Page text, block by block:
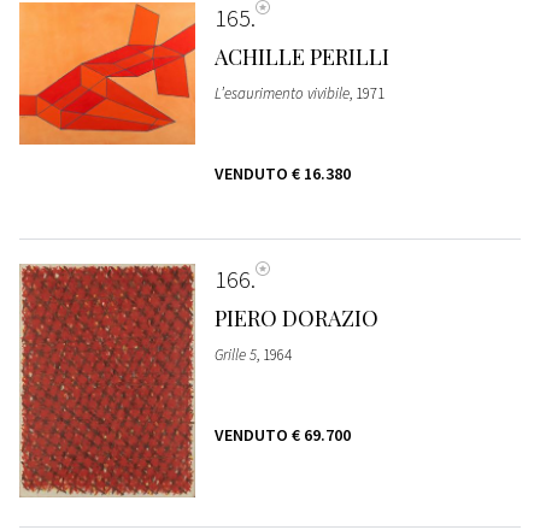
165
ACHILLE PERILLI
L’esaurimento vivibile, 1971
VENDUTO € 16.380
166
PIERO DORAZIO
Grille 5, 1964
VENDUTO € 69.700